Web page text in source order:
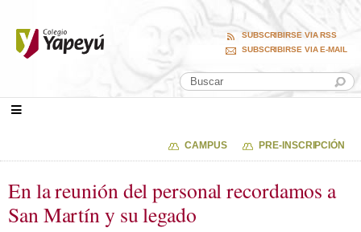
SUBSCRIBIRSE VIA RSS
SUBSCRIBIRSE VIA E-MAIL
CAMPUS PRE-INSCRIPCIÓN
En la reunión del personal recordamos a
San Martín y su legado